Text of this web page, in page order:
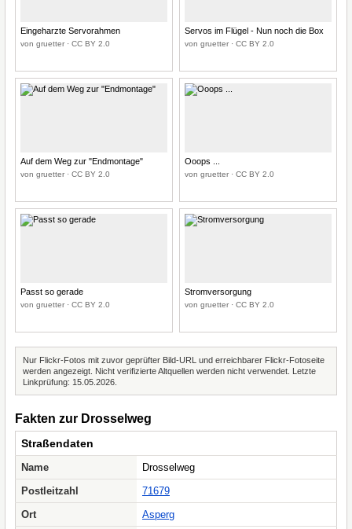
Eingeharzte Servorahmen
von gruetter · CC BY 2.0
Servos im Flügel - Nun noch die Box
von gruetter · CC BY 2.0
Auf dem Weg zur "Endmontage"
von gruetter · CC BY 2.0
Ooops ...
von gruetter · CC BY 2.0
Passt so gerade
von gruetter · CC BY 2.0
Stromversorgung
von gruetter · CC BY 2.0
Nur Flickr-Fotos mit zuvor geprüfter Bild-URL und erreichbarer Flickr-Fotoseite
werden angezeigt. Nicht verifizierte Altquellen werden nicht verwendet. Letzte
Linkprüfung: 15.05.2026.
Fakten zur Drosselweg
Straßendaten
Name
Drosselweg
Postleitzahl
71679
Ort
Asperg